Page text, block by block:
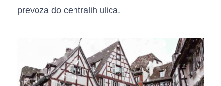
prevoza do centralih ulica.